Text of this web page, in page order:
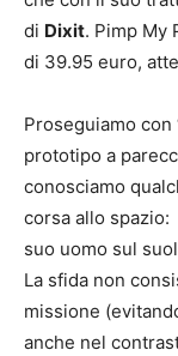
di Dixit. Pimp My
di 39.95 euro,
Proseguiamo con
prototipo a
conosciamo
corsa allo spazio:
suo uomo sul
La sfida non
missione
anche nel